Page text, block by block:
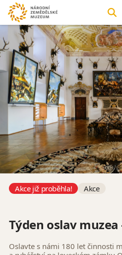
Akce již proběhla! Akce
Týden oslav
Oslavte s námi 180 let činnosti